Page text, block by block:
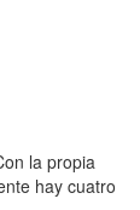
la propia
hay cuatro